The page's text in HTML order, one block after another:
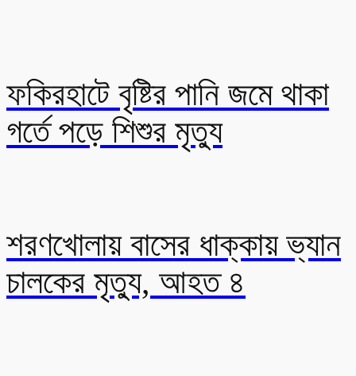
ফকিরহাটে বৃষ্টির পানি জমে থাকা
গর্তে পড়ে শিশুর মৃত্যু
শরণখোলায় বাসের ধাক্কায় ভ্যান
চালকের মৃত্যু, আহত ৪